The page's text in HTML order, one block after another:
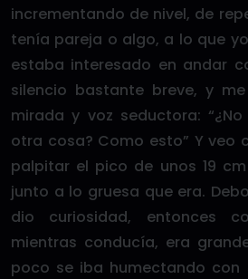
incrementando de nivel, de
tenía pareja o algo, a lo que
estaba interesado en andar
silencio bastante breve, y
mirada y voz seductora:
otra cosa? Como esto” Y veo
palpitar el pico de unos 19
junto a lo gruesa que era.
dio curiosidad, entonces
mientras conducía, era
poco se iba humectando con